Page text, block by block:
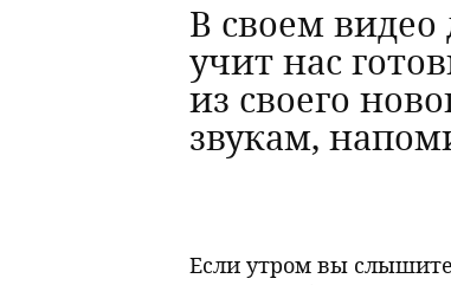
В своем видео
учит нас
из своего
звукам,
Если утром вы